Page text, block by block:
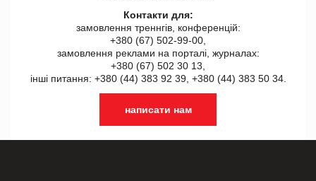
Контакти для:
замовлення треннгів, конференцій:
+380 (67) 502-99-00,
замовлення реклами на порталі, журналах:
+380 (67) 502 30 13,
інші питання: +380 (44) 383 92 39, +380 (44) 383 50 34.
написати нам